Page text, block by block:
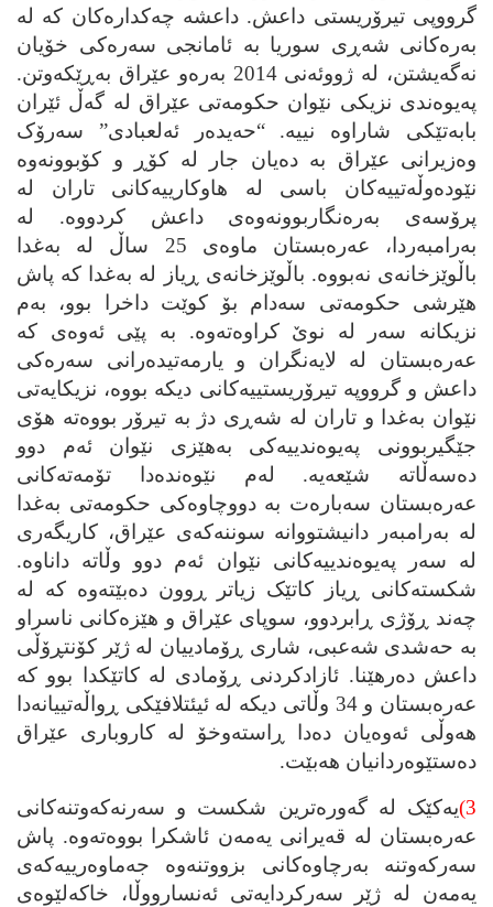
گرووپی تیرۆریستی داعش. داعشه‌ چه‌کداره‌کان که‌ له‌
به‌ره‌کانی شه‌ڕی سوریا به‌ ئامانجی سه‌ره‌کی خۆیان
نه‌گه‌یشتن، له‌ ژووئه‌نی 2014 به‌ره‌و عێراق به‌ڕێکه‌وتن.
په‌یوه‌ندی نزیکی نێوان حکومه‌تی عێراق له‌ گه‌ڵ ئێران
بابه‌تێکی شاراوه‌ نییه‌. “حه‌یده‌ر ئه‌لعبادی” سه‌رۆک
وه‌زیرانی عێراق به‌ ده‌یان جار له‌ کۆڕ و کۆبوونه‌وه‌
نێوده‌وڵه‌تییه‌کان باسی له‌ هاوکارییه‌کانی تاران له‌
پرۆسه‌ی به‌ره‌نگاربوونه‌وه‌ی داعش کردووه‌. له‌
به‌رامبه‌ردا، عه‌ره‌بستان ماوه‌ی 25 ساڵ له‌ به‌غدا
باڵوێزخانه‌ی نه‌بووه‌. باڵوێزخانه‌ی ڕیاز له‌ به‌غدا که‌ پاش
هێرشی حکومه‌تی سه‌دام بۆ کوێت داخرا بوو، به‌م
نزیکانه‌ سه‌ر له‌ نوێ کراوه‌ته‌وه‌. به‌ پێی ئه‌وه‌ی که‌
عه‌ره‌بستان له‌ لایه‌نگران و یارمه‌تیده‌رانی سه‌ره‌کی
داعش و گرووپه‌ تیرۆریستییه‌کانی دیکه‌ بووه‌، نزیکایه‌تی
نێوان به‌غدا و تاران له‌ شه‌ڕی دژ به‌ تیرۆر بووه‌ته‌ هۆی
جێگیربوونی په‌یوه‌ندییه‌کی به‌هێزی نێوان ئه‌م دوو
ده‌سه‌ڵاته‌ شێعه‌یه‌. له‌م نێوه‌نده‌دا تۆمه‌ته‌کانی
عه‌ره‌بستان سه‌باره‌ت به‌ دووچاوه‌کی حکومه‌تی به‌غدا
له‌ به‌رامبه‌ر دانیشتووانه‌ سوننه‌که‌ی عێراق، کاریگه‌ری
له‌ سه‌ر په‌یوه‌ندییه‌کانی نێوان ئه‌م دوو وڵاته‌ داناوه‌.
شکسته‌کانی ڕیاز کاتێک زیاتر ڕوون ده‌بێته‌وه‌ که‌ له‌
چه‌ند ڕۆژی ڕابردوو، سوپای عێراق و هێزه‌کانی ناسراو
به‌ حه‌شدی شه‌عبی، شاری ڕۆمادییان له‌ ژێر کۆنتڕۆڵی
داعش ده‌رهێنا. ئازادکردنی ڕۆمادی له‌ کاتێکدا بوو که‌
عه‌ره‌بستان و 34 وڵاتی دیکه‌ له‌ ئیئتلافێکی ڕواڵه‌تییانه‌دا
هه‌وڵی ئه‌وه‌یان ده‌دا ڕاسته‌وخۆ له‌ کاروباری عێراق
ده‌ستێوه‌ردانیان هه‌بێت.
3) یه‌کێک له‌ گه‌وره‌ترین شکست و سه‌رنه‌که‌وتنه‌کانی
عه‌ره‌بستان له‌ قه‌یرانی یه‌مه‌ن ئاشکرا بووه‌ته‌وه‌. پاش
سه‌رکه‌وتنه‌ به‌رچاوه‌کانی بزووتنه‌وه‌ جه‌ماوه‌رییه‌که‌ی
یه‌مه‌ن له‌ ژێر سه‌رکردایه‌تی ئه‌نسارووڵا، خاکه‌لێوه‌ی